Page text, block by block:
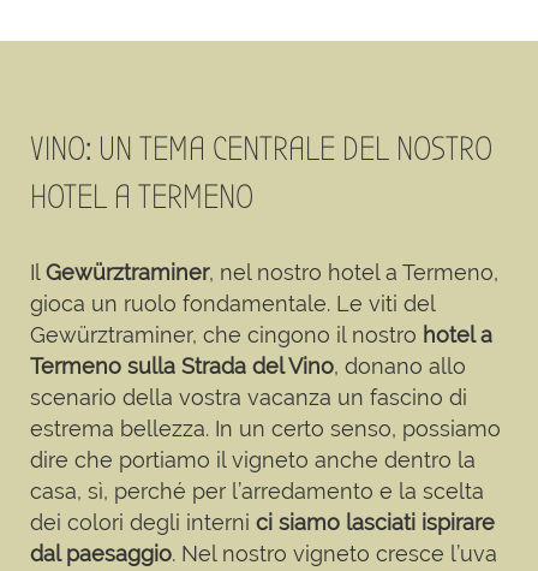
VINO: UN TEMA CENTRALE DEL NOSTRO
HOTEL A TERMENO
IlGewürztraminer, nel nostro hotel a Termeno,
gioca un ruolo fondamentale. Le viti del
Gewürztraminer, che cingono il nostro hotel a
Termeno sulla Strada del Vino, donano allo
scenario della vostra vacanza un fascino di
estrema bellezza. In un certo senso, possiamo
dire che portiamo il vigneto anche dentro la
casa, sì, perché per l’arredamento e la scelta
dei colori degli interni ci siamo lasciati ispirare
dal paesaggio. Nel nostro vigneto cresce l’uva